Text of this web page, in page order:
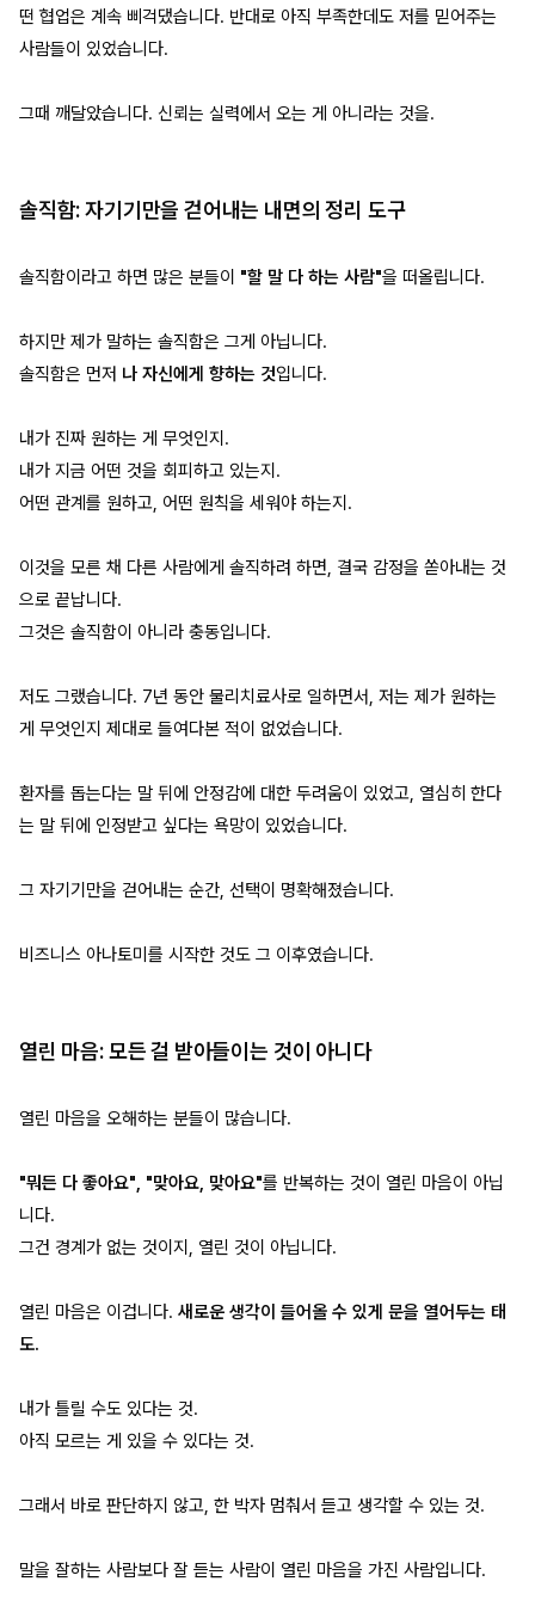
떤 협업은 계속 삐걱댔습니다. 반대로 아직 부족한데도 저를 믿어주는
사람들이 있었습니다.
그때 깨달았습니다. 신뢰는 실력에서 오는 게 아니라는 것을.
솔직함: 자기기만을 걷어내는 내면의 정리 도구
솔직함이라고 하면 많은 분들이 "할 말 다 하는 사람"을 떠올립니다.
하지만 제가 말하는 솔직함은 그게 아닙니다.
솔직함은 먼저 나 자신에게 향하는 것입니다.
내가 진짜 원하는 게 무엇인지.
내가 지금 어떤 것을 회피하고 있는지.
어떤 관계를 원하고, 어떤 원칙을 세워야 하는지.
이것을 모른 채 다른 사람에게 솔직하려 하면, 결국 감정을 쏟아내는 것
으로 끝납니다.
그것은 솔직함이 아니라 충동입니다.
저도 그랬습니다. 7년 동안 물리치료사로 일하면서, 저는 제가 원하는
게 무엇인지 제대로 들여다본 적이 없었습니다.
환자를 돕는다는 말 뒤에 안정감에 대한 두려움이 있었고, 열심히 한다
는 말 뒤에 인정받고 싶다는 욕망이 있었습니다.
그 자기기만을 걷어내는 순간, 선택이 명확해졌습니다.
비즈니스 아나토미를 시작한 것도 그 이후였습니다.
열린 마음: 모든 걸 받아들이는 것이 아니다
열린 마음을 오해하는 분들이 많습니다.
"뭐든 다 좋아요", "맞아요, 맞아요"를 반복하는 것이 열린 마음이 아닙
니다.
그건 경계가 없는 것이지, 열린 것이 아닙니다.
열린 마음은 이겁니다. 새로운 생각이 들어올 수 있게 문을 열어두는 태
도.
내가 틀릴 수도 있다는 것.
아직 모르는 게 있을 수 있다는 것.
그래서 바로 판단하지 않고, 한 박자 멈춰서 듣고 생각할 수 있는 것.
말을 잘하는 사람보다 잘 듣는 사람이 열린 마음을 가진 사람입니다.